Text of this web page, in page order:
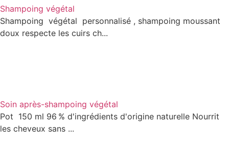
Shampoing végétal
Shampoing végétal personnalisé , shampoing moussant
doux respecte les cuirs ch...
Soin après-shampoing végétal
Pot 150 ml 96 % d'ingrédients d'origine naturelle Nourrit
les cheveux sans ...